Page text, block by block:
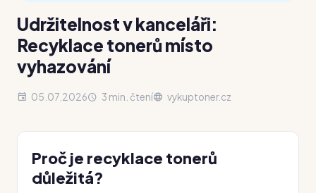
Udržitelnost v kanceláři:
Recyklace tonerů místo
vyhazování
05.07.2026 3 min. čtení vykuptoner.cz
Proč je recyklace tonerů
důležitá?